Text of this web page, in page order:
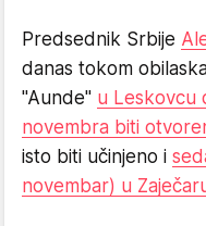
Predsednik Srbije
danas tokom
"Aunde" u Leskovcu
novembra biti
isto biti učinjeno i
novembar) u